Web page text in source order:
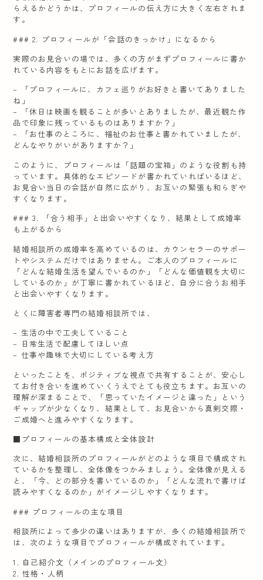
らえるかどうかは、プロフィールの伝え方に大きく左右されま
す。
### 2. プロフィールが「会話のきっかけ」になるから
実際のお見合いの場では、多くの方がまずプロフィールに書か
れている内容をもとにお話を広げます。
– 「プロフィールに、カフェ巡りがお好きと書いてありました
ね」
– 「休日は映画を観ることが多いとありましたが、最近観た作
品で印象に残っているものはありますか？」
– 「お仕事のところに、福祉のお仕事と書かれていましたが、
どんなやりがいがありますか？」
このように、プロフィールは「話題の宝箱」のような役割も持
っています。具体的なエピソードが書かれていればいるほど、
お見合い当日の会話が自然に広がり、お互いの緊張も和らぎや
すくなります。
### 3. 「合う相手」と出会いやすくなり、結果として成婚率
も上がるから
結婚相談所の成婚率を高めているのは、カウンセラーのサポー
トやシステムだけではありません。ご本人のプロフィールに
「どんな結婚生活を望んでいるのか」「どんな価値観を大切に
しているのか」が丁寧に書かれているほど、自分に合うお相手
と出会いやすくなります。
とくに障害者専門の結婚相談所では、
– 生活の中で工夫していること
– 日常生活で配慮してほしい点
– 仕事や趣味で大切にしている考え方
といったことを、ポジティブな視点で共有することが、安心し
てお付き合いを進めていくうえでとても役立ちます。お互いの
理解が深まることで、「思っていたイメージと違った」という
ギャップが少なくなり、結果として、お見合いから真剣交際・
ご成婚へと進みやすくなります。
■プロフィールの基本構成と全体設計
次に、結婚相談所のプロフィールがどのような項目で構成され
ているかを整理し、全体像をつかみましょう。全体像が見える
と、「今、どの部分を書いているのか」「どんな流れで書けば
読みやすくなるのか」がイメージしやすくなります。
### プロフィールの主な項目
相談所によって多少の違いはありますが、多くの結婚相談所で
は、次のような項目でプロフィールが構成されています。
1. 自己紹介文（メインのプロフィール文）
2. 性格・人柄